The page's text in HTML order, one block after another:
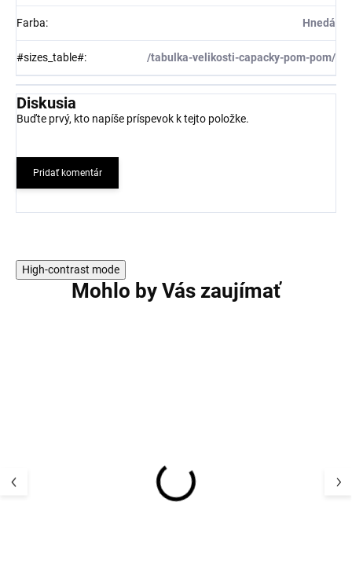
Farba: Hnedá
#sizes_table#: /tabulka-velikosti-capacky-pom-pom/
Diskusia
Buďte prvý, kto napíše príspevok k tejto položke.
Pridať komentár
High-contrast mode
Mohlo by Vás zaujímať